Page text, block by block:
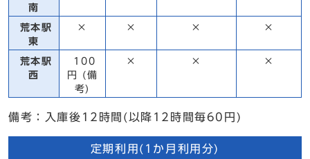
南
荒本駅
東
× × × ×
荒本駅
西
100
円 (備
考)
× × ×
備考：入庫後12時間(以降12時間毎60円)
定期利用(1か月利用分)